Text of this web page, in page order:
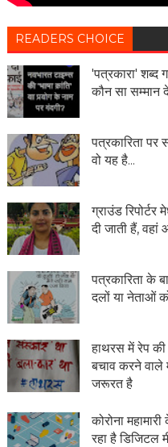
READERS CHOICE
'पत्रकारा' शब्द
कौन सा सम्मान
पत्रकारिता
वो यह है...
ग्राउंड
दी जाती हैं,
पत्रकारिता के
दलों या नेताओं
हाथरस में रेप
बचाव करने वाले
जरूरत है
कोरोना
रहा है डिजिटल